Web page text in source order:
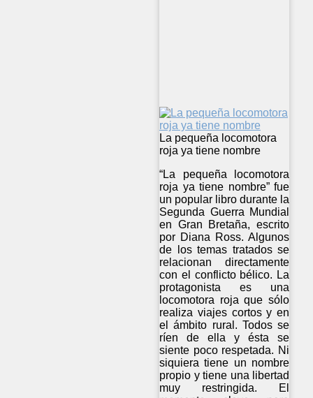
La pequeña locomotora
roja ya tiene nombre
“La pequeña locomotora
roja ya tiene nombre” fue
un popular libro durante la
Segunda Guerra Mundial
en Gran Bretaña, escrito
por Diana Ross. Algunos
de los temas tratados se
relacionan directamente
con el conflicto bélico. La
protagonista es una
locomotora roja que sólo
realiza viajes cortos y en
el ámbito rural. Todos se
ríen de ella y ésta se
siente poco respetada. Ni
siquiera tiene un nombre
propio y tiene una libertad
muy restringida. El